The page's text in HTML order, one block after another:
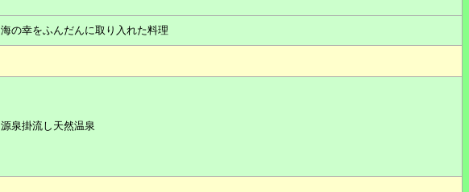
海の幸をふんだんに取り入れた料理
源泉掛流し天然温泉